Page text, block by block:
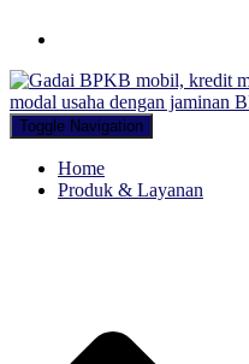
Toggle Navigation
Home
Produk & Layanan